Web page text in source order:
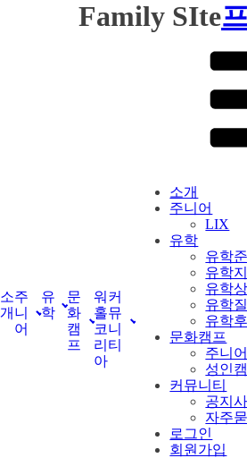
Family SIte
소
개
주
니
어
유
학
문
화
캠
프
워
홀
코
리
아
커
뮤
니
티
소개
주니어
LIX
유학
유학준
유학
유학
유학
유학후
문화캠프
주니
성인
커뮤니티
공지
자주
로그인
회원가입